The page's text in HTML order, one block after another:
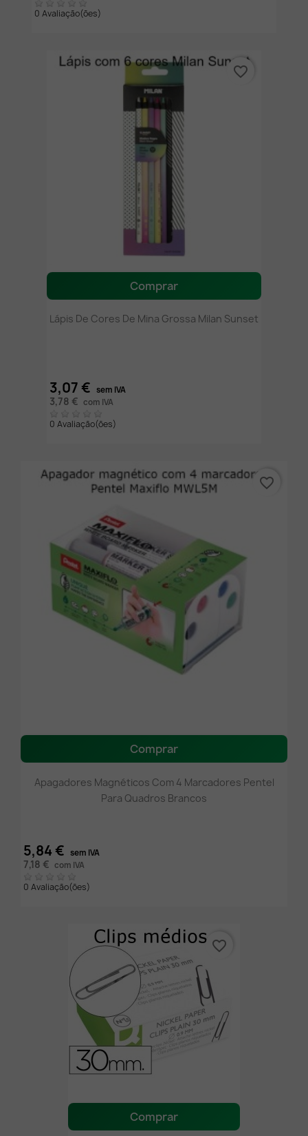
0 Avaliação(ões)
Comprar
Lápis De Cores De Mina Grossa Milan Sunset
3,07 € sem IVA
3,78 € com IVA
0 Avaliação(ões)
favorite_border
Comprar
Apagadores Magnéticos Com 4 Marcadores Pentel
Para Quadros Brancos
5,84 € sem IVA
7,18 € com IVA
0 Avaliação(ões)
favorite_border
Comprar
favorite_border